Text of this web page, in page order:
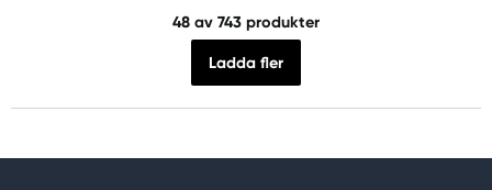
48 av 743 produkter
Ladda fler